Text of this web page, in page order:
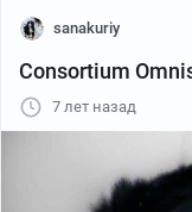
sanakuriy
Consortium
7 лет назад